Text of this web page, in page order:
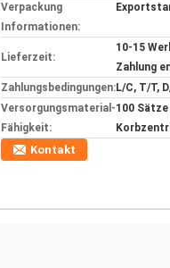
Verpackung
Informationen:
Lieferzeit:
10-15
Zahlung
Zahlungsbedingungen:L/C, T/T,
Versorgungsmaterial-
Fähigkeit:
100
Kontakt